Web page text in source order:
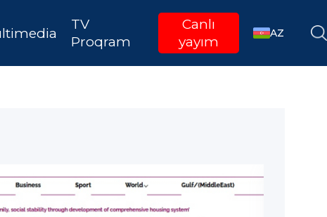
TV
Proqram
Canlı
yayım
AZ